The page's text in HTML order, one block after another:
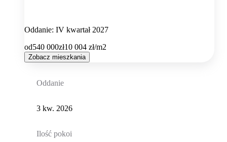
Oddanie: IV kwartał 2027
od540 000zł10 004 zł/m2
Zobacz mieszkania
Oddanie
3 kw. 2026
Ilość pokoi